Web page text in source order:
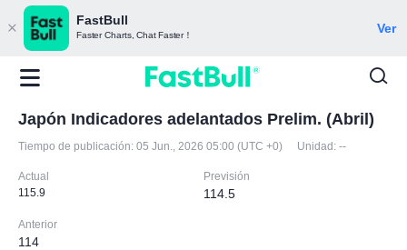
FastBull
Faster Charts, Chat Faster！ Ver
Japón Indicadores adelantados Prelim. (Abril)
Tiempo de publicación: 05 Jun., 2026 05:00 (UTC +0) Unidad: --
Actual
115.9
Previsión
114.5
Anterior
114